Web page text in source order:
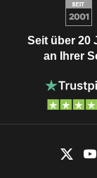
Seit über 20
an Ihrer